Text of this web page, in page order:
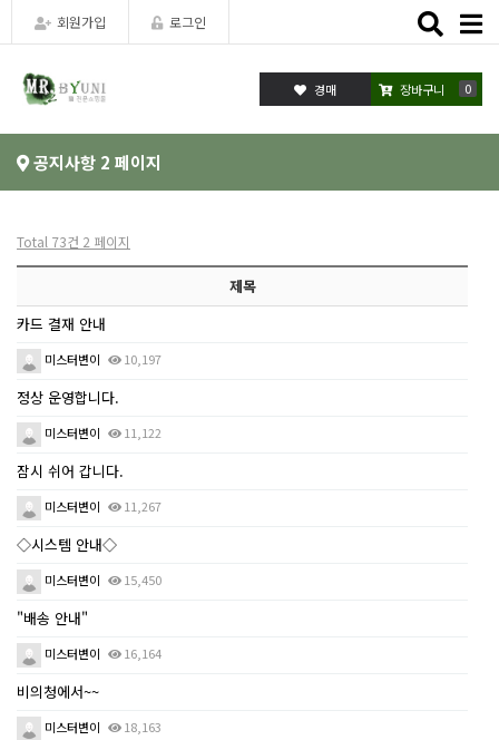
회원가입 로그인
Toggle
장바구니 0
공지사항 2 페이지
Total 73건 2 페이지
제목
카드 결재 안내
미스터변이 10,197
정상 운영합니다.
미스터변이 11,122
잠시 쉬어 갑니다.
미스터변이 11,267
◇시스템 안내◇
미스터변이 15,450
"배송 안내"
미스터변이 16,164
비의청에서~~
미스터변이 18,163